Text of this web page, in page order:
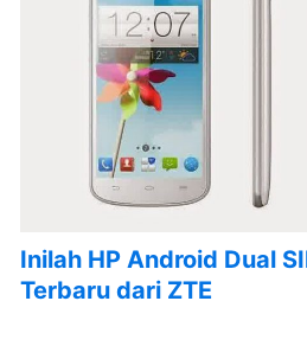
Inilah HP Android Dual
Terbaru dari ZTE